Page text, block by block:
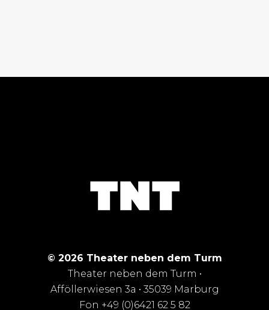
© 2026 Theater neben dem Turm
Theater neben dem Turm •
Afföllerwiesen 3a • 35039 Marburg
Fon +49 (0)6421 62 5 82